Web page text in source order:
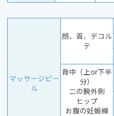
マッサージピー
ル
顔、首、デコル
テ
背中（上or下半
分）
二の腕外側
ヒップ
お腹の妊娠線